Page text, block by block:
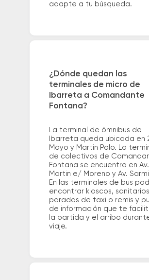
adapte a tu búsqueda.
¿Dónde quedan las
terminales de micro de
Ibarreta a Comandante
Fontana?
La terminal de ómnibus de
Ibarreta queda ubicada en
Mayo y Martin Polo. La
de colectivos de
Fontana se encuentra en
Martin e/ Moreno y Av.
En las terminales de bus
encontrar kioscos,
paradas de taxi o remis y
de información que te
la partida y el arribo
viaje.